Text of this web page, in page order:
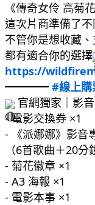
《傳奇女伶 高菊
這次片商準備了
不管你是想收藏
都有適合你的選擇
https://
━━━━ #線上購
官網獨家｜影
- 電影交換券 ×1
- 《派娜娜》影音
（6首歌曲＋20分
- 菊花徽章 ×1
- A3 海報 ×1
- 電影本事 ×1